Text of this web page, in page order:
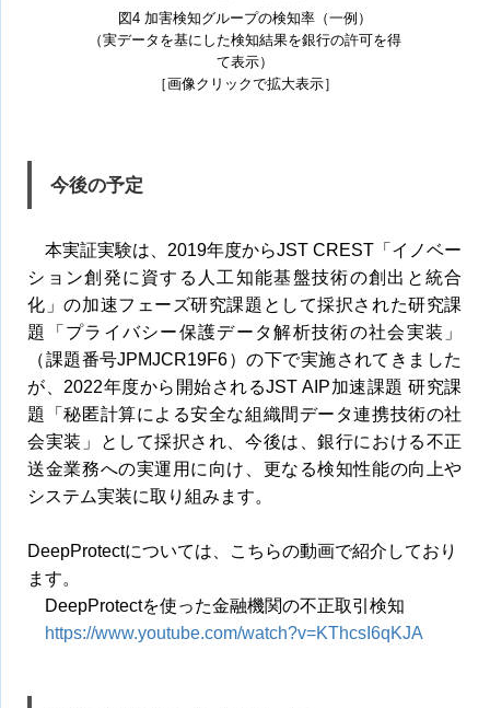
図4 加害検知グループの検知率（一例）
（実データを基にした検知結果を銀行の許可を得
て表示）
［画像クリックで拡大表示］
今後の予定
本実証実験は、2019年度からJST CREST「イノベー
ション創発に資する人工知能基盤技術の創出と統合
化」の加速フェーズ研究課題として採択された研究課
題「プライバシー保護データ解析技術の社会実装」
（課題番号JPMJCR19F6）の下で実施されてきました
が、2022年度から開始されるJST AIP加速課題 研究課
題「秘匿計算による安全な組織間データ連携技術の社
会実装」として採択され、今後は、銀行における不正
送金業務への実運用に向け、更なる検知性能の向上や
システム実装に取り組みます。
DeepProtectについては、こちらの動画で紹介しており
ます。
DeepProtectを使った金融機関の不正取引検知
https://www.youtube.com/watch?v=KThcsI6qKJA